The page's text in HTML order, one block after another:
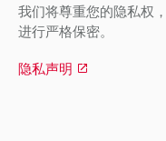
我们将尊重您的隐私权
进行严格保密。
隐私声明